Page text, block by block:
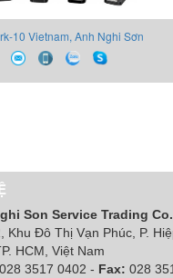
10 Vietnam, Anh Nghi Sơn
Son Service Trading
Khu Đô Thị Vạn Phúc, P.
HCM , Việt Nam
3517 0402 - Fax: 028